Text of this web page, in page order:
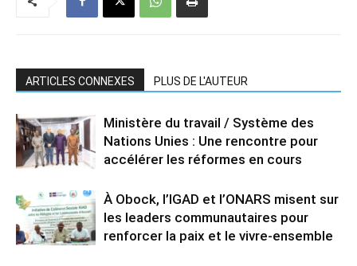
ARTICLES CONNEXES PLUS DE L'AUTEUR
Ministère du travail / Système des
Nations Unies : Une rencontre pour
accélérer les réformes en cours
À Obock, l’IGAD et l’ONARS misent sur
les leaders communautaires pour
renforcer la paix et le vivre-ensemble